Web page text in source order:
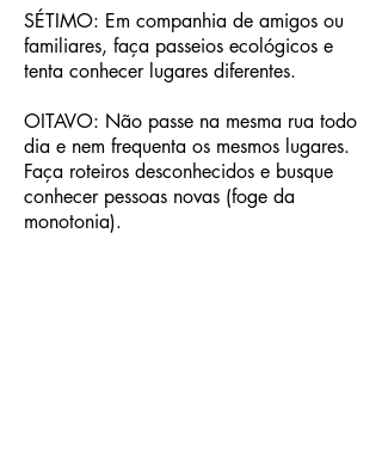
SÉTIMO: Em companhia de amigos ou
familiares, faça passeios ecológicos e
tenta conhecer lugares diferentes.
OITAVO: Não passe na mesma rua todo
dia e nem frequenta os mesmos lugares.
Faça roteiros desconhecidos e busque
conhecer pessoas novas (foge da
monotonia).